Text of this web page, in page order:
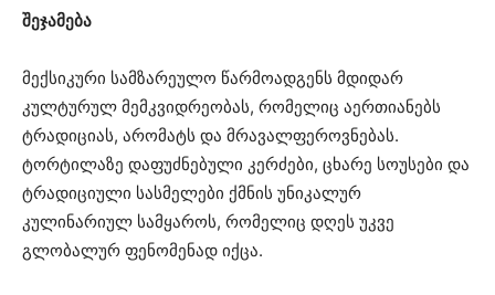
შეჯამება
მექსიკური სამზარეულო წარმოადგენს მდიდარ
კულტურულ მემკვიდრეობას, რომელიც აერთიანებს
ტრადიციას, არომატს და მრავალფეროვნებას.
ტორტილაზე დაფუძნებული კერძები, ცხარე სოუსები და
ტრადიციული სასმელები ქმნის უნიკალურ
კულინარიულ სამყაროს, რომელიც დღეს უკვე
გლობალურ ფენომენად იქცა.